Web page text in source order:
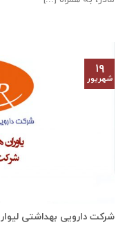
شرکت دارویی بهداشتی لیوار
۱۹
شهریور